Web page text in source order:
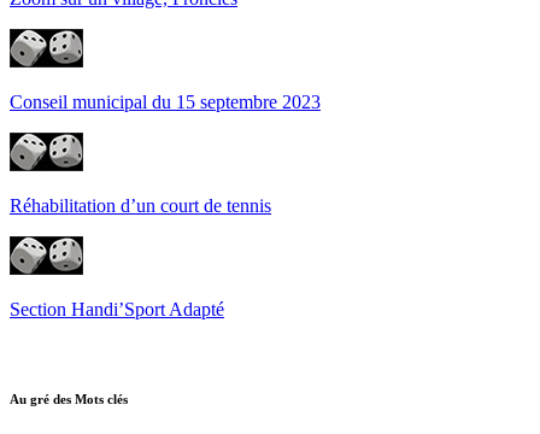
Conseil municipal du 15 septembre 2023
Réhabilitation d’un court de tennis
Section Handi’Sport Adapté
Au gré des Mots clés